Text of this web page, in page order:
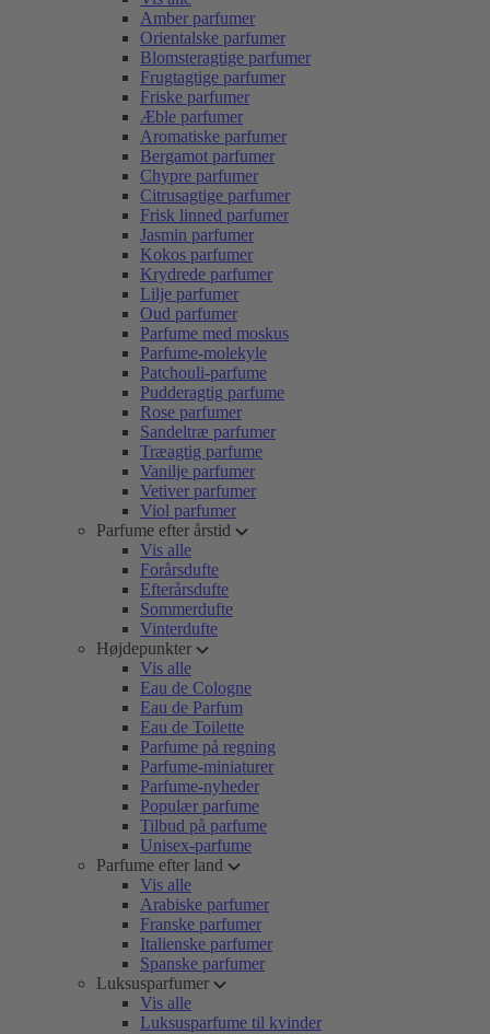
Amber parfumer
Orientalske parfumer
Blomsteragtige parfumer
Frugtagtige parfumer
Friske parfumer
Æble parfumer
Aromatiske parfumer
Bergamot parfumer
Chypre parfumer
Citrusagtige parfumer
Frisk linned parfumer
Jasmin parfumer
Kokos parfumer
Krydrede parfumer
Lilje parfumer
Oud parfumer
Parfume med moskus
Parfume-molekyle
Patchouli-parfume
Pudderagtig parfume
Rose parfumer
Sandeltræ parfumer
Træagtig parfume
Vanilje parfumer
Vetiver parfumer
Viol parfumer
Parfume efter årstid
Vis alle
Forårsdufte
Efterårsdufte
Sommerdufte
Vinterdufte
Højdepunkter
Vis alle
Eau de Cologne
Eau de Parfum
Eau de Toilette
Parfume på regning
Parfume-miniaturer
Parfume-nyheder
Populær parfume
Tilbud på parfume
Unisex-parfume
Parfume efter land
Vis alle
Arabiske parfumer
Franske parfumer
Italienske parfumer
Spanske parfumer
Luksusparfumer
Vis alle
Luksusparfume til kvinder